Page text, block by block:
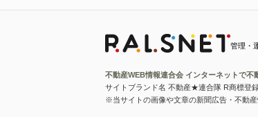
管理・
不動産WEB情報連合会 インターネットで不
サイトブランド名 不動産★連合隊 R商標登
※当サイトの画像や文章の新聞広告・不動